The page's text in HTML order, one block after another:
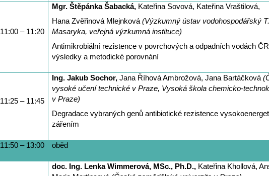
11:00 – 11:20
Mgr. Štěpánka Šabacká, Kateřina Sovová, Kateřina Vraštilová,
Hana Zvěřinová Mlejnková (Výzkumný ústav vodohospodářský
Masaryka, veřejná výzkumná instituce)
Antimikrobiální rezistence v povrchových a odpadních vodách
výsledky a metodické porovnání
11:25 – 11:45
Ing. Jakub Sochor, Jana Říhová Ambrožová, Jana Bartáčková
vysoké učení technické v Praze, Vysoká škola chemicko-
v Praze)
Degradace vybraných genů antibiotické rezistence
zářením
11:50 – 13:00 oběd
doc. Ing. Lenka Wimmerová, MSc., Ph.D., Kateřina Khollová,